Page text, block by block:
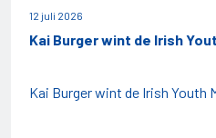
12 juli 2026
Kai Burger wint de Irish
Kai Burger wint de Irish Youth